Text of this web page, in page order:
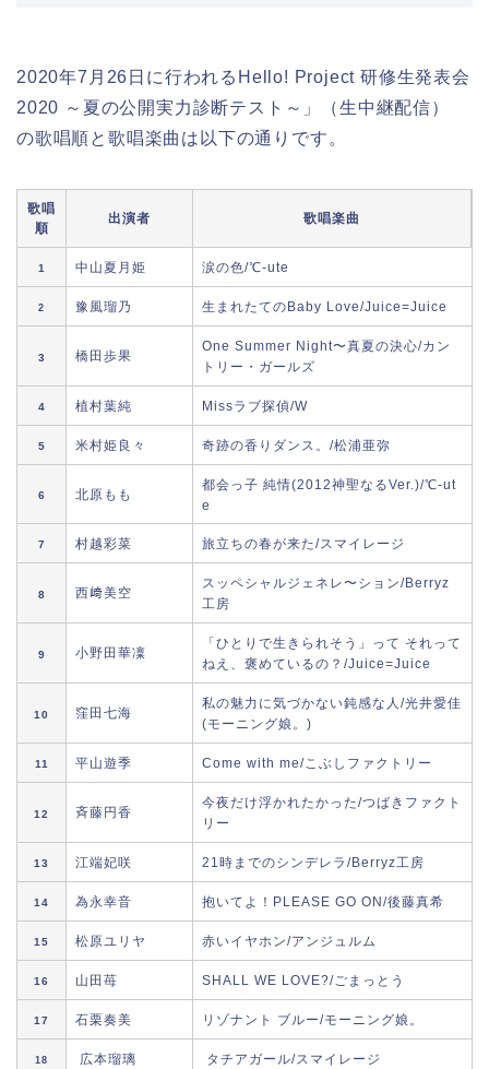
2020年7月26日に行われるHello! Project 研修生発表会
2020 ～夏の公開実力診断テスト～」（生中継配信）
の歌唱順と歌唱楽曲は以下の通りです。
歌唱
順
出演者 歌唱楽曲
1 中山夏月姫 涙の色/℃-ute
2 豫風瑠乃 生まれたてのBaby Love/Juice=Juice
3 橋田歩果
One Summer Night〜真夏の決心/カン
トリー・ガールズ
4 植村葉純 Missラブ探偵/W
5 米村姫良々 奇跡の香りダンス。/松浦亜弥
6 北原もも
都会っ子 純情(2012神聖なるVer.)/℃-ut
e
7 村越彩菜 旅立ちの春が来た/スマイレージ
8 西﨑美空
スッペシャルジェネレ〜ション/Berryz
工房
9 小野田華凜
「ひとりで生きられそう」って それって
ねえ、褒めているの？/Juice=Juice
10 窪田七海
私の魅力に気づかない鈍感な人/光井愛佳
(モーニング娘。)
11 平山遊季 Come with me/こぶしファクトリー
12 斉藤円香
今夜だけ浮かれたかった/つばきファクト
リー
13 江端妃咲 21時までのシンデレラ/Berryz工房
14 為永幸音 抱いてよ！PLEASE GO ON/後藤真希
15 松原ユリヤ 赤いイヤホン/アンジュルム
16 山田苺 SHALL WE LOVE?/ごまっとう
17 石栗奏美 リゾナント ブルー/モーニング娘。
18 広本瑠璃 タチアガール/スマイレージ